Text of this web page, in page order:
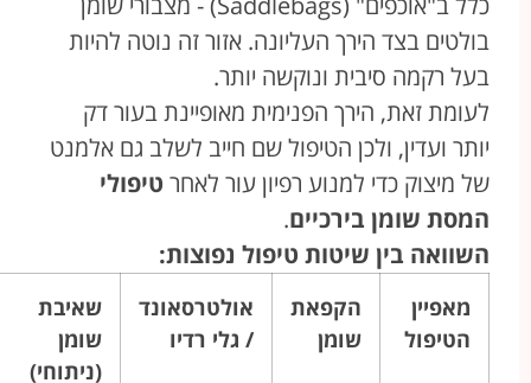
בולטים בצד הירך העליונה. אזור זה נוטה להיות
בעל רקמה סיבית ונוקשה יותר.
לעומת זאת, הירך הפנימית מאופיינת בעור דק
יותר ועדין, ולכן הטיפול שם חייב לשלב גם אלמנט
של מיצוק כדי למנוע רפיון עור לאחרטיפולי
המסת שומן בירכיים.
השוואה בין שיטות טיפול נפוצות:
מאפיין
הטיפול
הקפאת
שומן
אולטרסאונד
/ גלי רדיו
שאיבת
שומן
(ניתוחי)